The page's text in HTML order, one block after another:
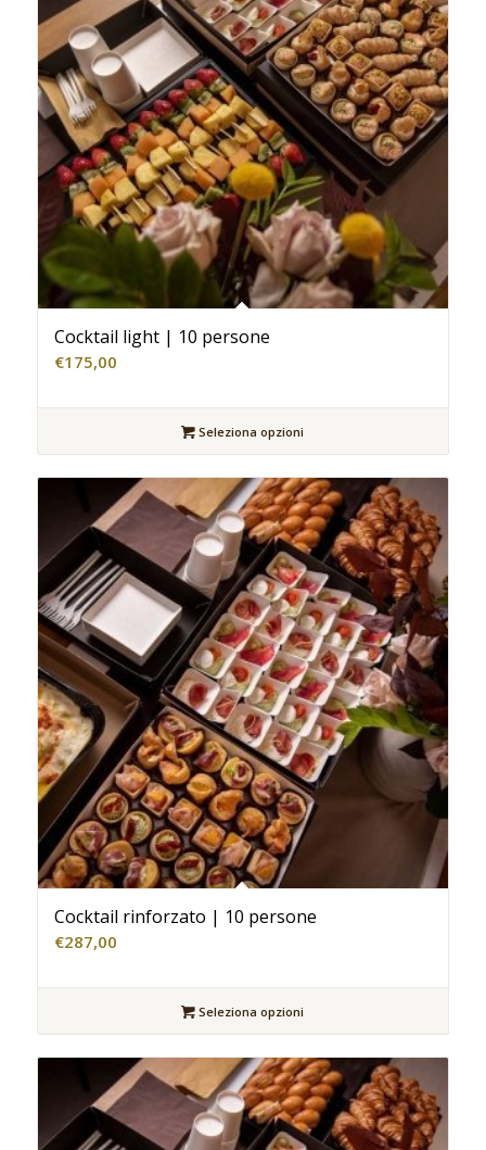
Cocktail light | 10 persone
€175,00
Seleziona opzioni
Cocktail rinforzato | 10 persone
€287,00
Seleziona opzioni